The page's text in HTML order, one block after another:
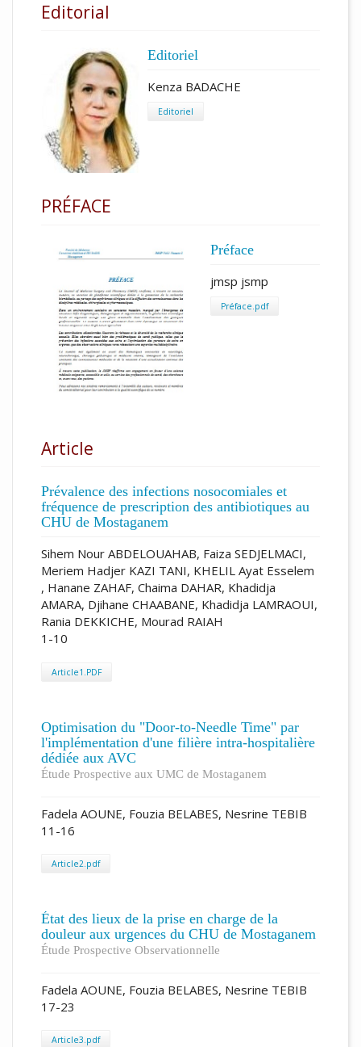
Editorial
Editoriel
Kenza BADACHE
Editoriel
PRÉFACE
Préface
jmsp jsmp
Préface.pdf
Article
Prévalence des infections nosocomiales et
fréquence de prescription des antibiotiques au
CHU de Mostaganem
Sihem Nour ABDELOUAHAB, Faiza SEDJELMACI,
Meriem Hadjer KAZI TANI, KHELIL Ayat Esselem
, Hanane ZAHAF, Chaima DAHAR, Khadidja
AMARA, Djihane CHAABANE, Khadidja LAMRAOUI,
Rania DEKKICHE, Mourad RAIAH
1-10
Article1.PDF
Optimisation du "Door-to-Needle Time" par
l'implémentation d'une filière intra-hospitalière
dédiée aux AVC
Étude Prospective aux UMC de Mostaganem
Fadela AOUNE, Fouzia BELABES, Nesrine TEBIB
11-16
Article2.pdf
État des lieux de la prise en charge de la
douleur aux urgences du CHU de Mostaganem
Étude Prospective Observationnelle
Fadela AOUNE, Fouzia BELABES, Nesrine TEBIB
17-23
Article3.pdf